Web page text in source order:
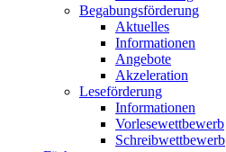
Begabungsförderung
Aktuelles
Informationen
Angebote
Akzeleration
Leseförderung
Informationen
Vorlesewettbewerb
Schreibwettbewerb